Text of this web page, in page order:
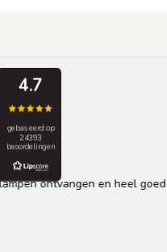
en heel goed verpakt
4.7
gebaseerd op
24393
beoordelingen